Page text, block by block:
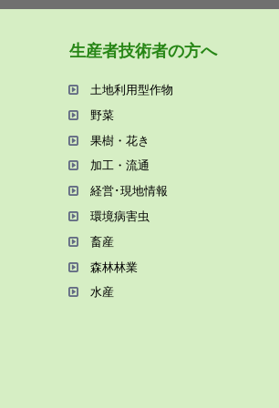
⽣産者技術者の⽅へ
⼟地利⽤型作物
野菜
果樹・花き
加⼯・流通
経営･現地情報
環境病害⾍
畜産
森林林業
⽔産